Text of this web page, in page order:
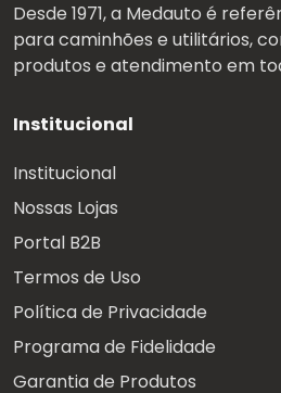
Desde 1971, a Medauto é
para caminhões e utilitários,
produtos e atendimento em
Institucional
Institucional
Nossas Lojas
Portal B2B
Termos de Uso
Política de Privacidade
Programa de Fidelidade
Garantia de Produtos